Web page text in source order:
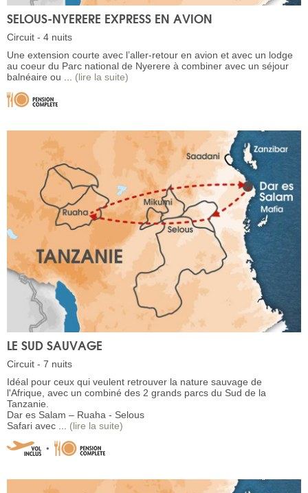
SELOUS-NYERERE EXPRESS EN AVION
Circuit - 4 nuits
Une extension courte avec l’aller-retour en avion et avec un lodge
au coeur du Parc national de Nyerere à combiner avec un séjour
balnéaire ou ... (lire la suite)
LE SUD SAUVAGE
Circuit - 7 nuits
Idéal pour ceux qui veulent retrouver la nature sauvage de
l'Afrique, avec un combiné des 2 grands parcs du Sud de la
Tanzanie.
Dar es Salam – Ruaha - Selous
Safari avec ... (lire la suite)